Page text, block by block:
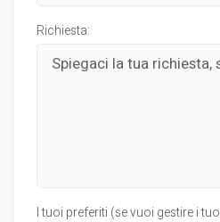
Richiesta:
I tuoi preferiti (se vuoi gestire i